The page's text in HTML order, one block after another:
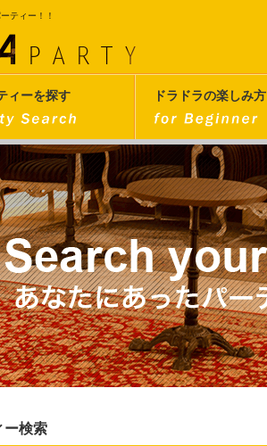
ティー！！
ィーを探す ドラドラの楽しみ方
ー検索